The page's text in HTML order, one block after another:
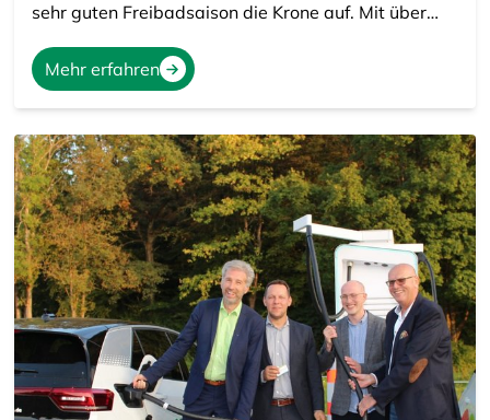
sehr guten Freibadsaison die Krone auf. Mit über…
Mehr erfahren